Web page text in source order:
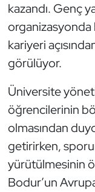
kazandı. Genç
organizasyonda
kariyeri
görülüyor.
Üniversite
öğrencilerinin
olmasından
getirirken,
yürütülmesinin
Bodur’un
Muay Thai
Okçuluk
Optimist
Oryantiring
Özel
Paralimpik